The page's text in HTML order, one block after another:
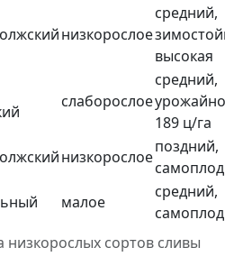
низкорослых сортов сливы
низкорослое
средний,
высокая
слаборослое
средний,
189 ц/га
низкорослое
поздний,
малое
средний,